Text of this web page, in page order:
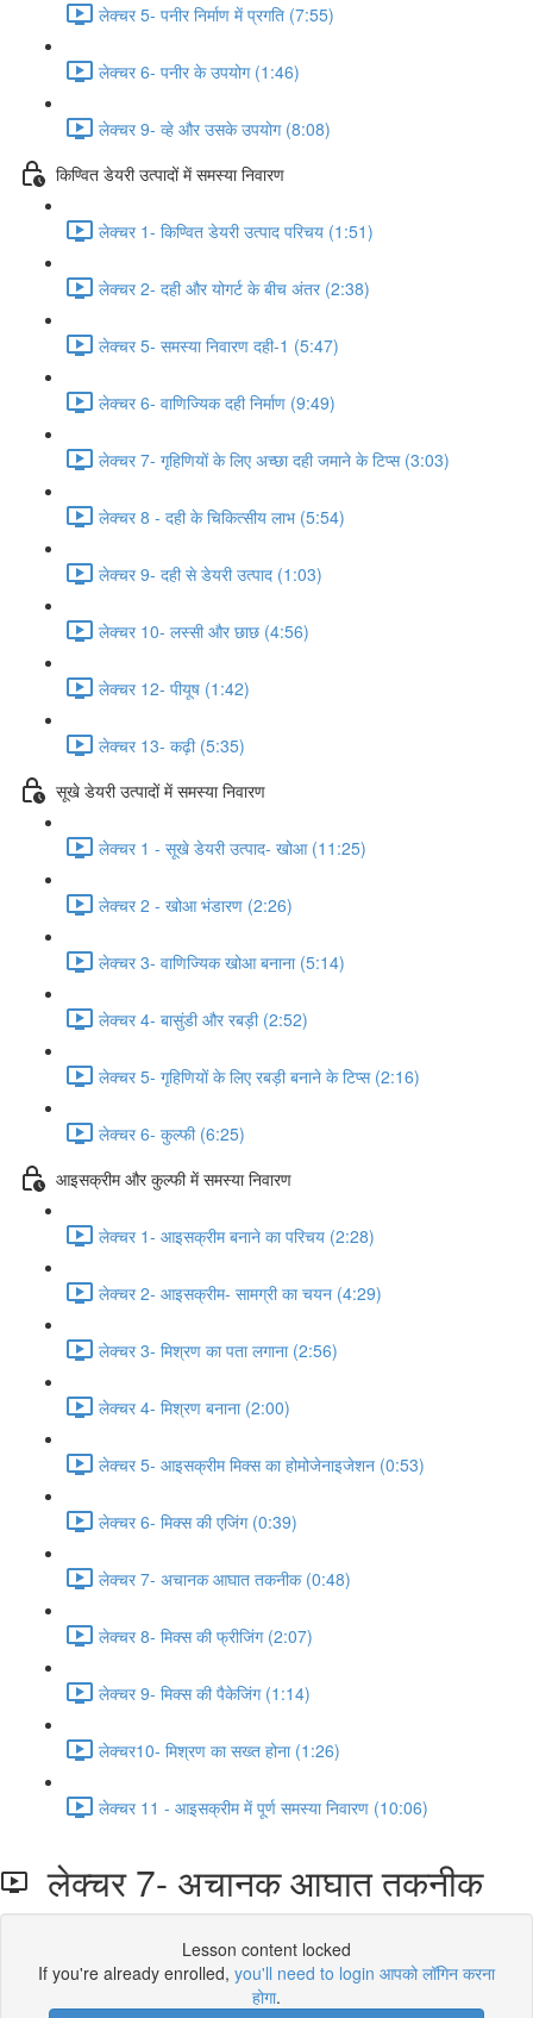
लेक्चर 5- पनीर निर्माण में प्रगति (7:55)
लेक्चर 6- पनीर के उपयोग (1:46)
लेक्चर 9- व्हे और उसके उपयोग (8:08)
किण्वित डेयरी उत्पादों में समस्या निवारण
लेक्चर 1- किण्वित डेयरी उत्पाद परिचय (1:51)
लेक्चर 2- दही और योगर्ट के बीच अंतर (2:38)
लेक्चर 5- समस्या निवारण दही-1 (5:47)
लेक्चर 6- वाणिज्यिक दही निर्माण (9:49)
लेक्चर 7- गृहिणियों के लिए अच्छा दही जमाने के टिप्स (3:03)
लेक्चर 8 - दही के चिकित्सीय लाभ (5:54)
लेक्चर 9- दही से डेयरी उत्पाद (1:03)
लेक्चर 10- लस्सी और छाछ (4:56)
लेक्चर 12- पीयूष (1:42)
लेक्चर 13- कढ़ी (5:35)
सूखे डेयरी उत्पादों में समस्या निवारण
लेक्चर 1 - सूखे डेयरी उत्पाद- खोआ (11:25)
लेक्चर 2 - खोआ भंडारण (2:26)
लेक्चर 3- वाणिज्यिक खोआ बनाना (5:14)
लेक्चर 4- बासुंडी और रबड़ी (2:52)
लेक्चर 5- गृहिणियों के लिए रबड़ी बनाने के टिप्स (2:16)
लेक्चर 6- कुल्फी (6:25)
आइसक्रीम और कुल्फी में समस्या निवारण
लेक्चर 1- आइसक्रीम बनाने का परिचय (2:28)
लेक्चर 2- आइसक्रीम- सामग्री का चयन (4:29)
लेक्चर 3- मिश्रण का पता लगाना (2:56)
लेक्चर 4- मिश्रण बनाना (2:00)
लेक्चर 5- आइसक्रीम मिक्स का होमोजेनाइजेशन (0:53)
लेक्चर 6- मिक्स की एजिंग (0:39)
लेक्चर 7- अचानक आघात तकनीक (0:48)
लेक्चर 8- मिक्स की फ्रीजिंग (2:07)
लेक्चर 9- मिक्स की पैकेजिंग (1:14)
लेक्चर10- मिश्रण का सख्त होना (1:26)
लेक्चर 11 - आइसक्रीम में पूर्ण समस्या निवारण (10:06)
लेक्चर 7- अचानक आघात तकनीक
Lesson content locked
If you're already enrolled, you'll need to login आपको लॉगिन करना
होगा.